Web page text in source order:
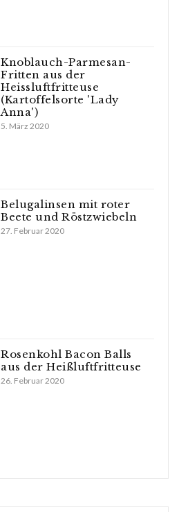
Knoblauch-Parmesan-
Fritten aus der
Heissluftfritteuse
(Kartoffelsorte 'Lady
Anna')
5. März 2020
Belugalinsen mit roter
Beete und Röstzwiebeln
27. Februar 2020
Rosenkohl Bacon Balls
aus der Heißluftfritteuse
26. Februar 2020